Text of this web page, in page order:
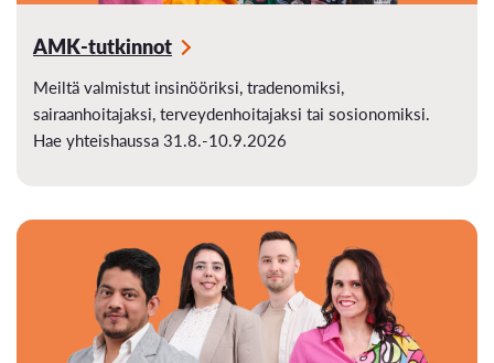
AMK-tutkinnot
Meiltä valmistut insinööriksi, tradenomiksi,
sairaanhoitajaksi, terveydenhoitajaksi tai sosionomiksi.
Hae yhteishaussa 31.8.-10.9.2026